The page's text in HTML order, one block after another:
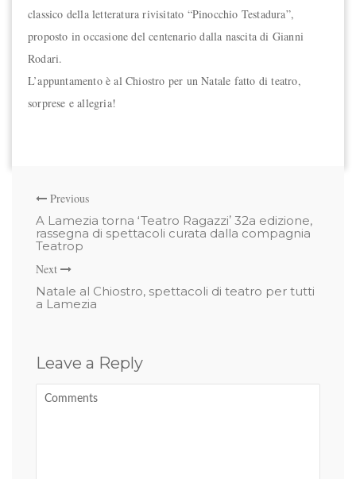
classico della letteratura rivisitato “Pinocchio Testadura”,
proposto in occasione del centenario dalla nascita di Gianni
Rodari.
L’appuntamento è al Chiostro per un Natale fatto di teatro,
sorprese e allegria!
Previous
A Lamezia torna ʻTeatro Ragazziʼ 32a edizione,
rassegna di spettacoli curata dalla compagnia
Teatrop
Next
Natale al Chiostro, spettacoli di teatro per tutti
a Lamezia
Leave a Reply